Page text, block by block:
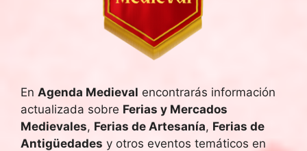
En Agenda Medieval encontrarás información
actualizada sobre Ferias y Mercados
Medievales, Ferias de Artesanía, Ferias de
Antigüedades y otros eventos temáticos en